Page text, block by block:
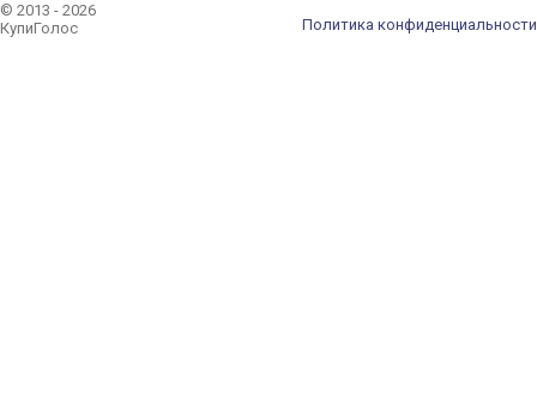
© 2013 - 2026
КупиГолос
Политика конфиденциальности